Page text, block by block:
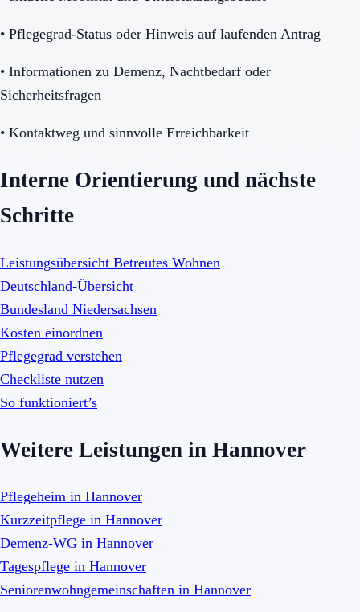
• Pflegegrad-Status oder Hinweis auf laufenden Antrag
• Informationen zu Demenz, Nachtbedarf oder
Sicherheitsfragen
• Kontaktweg und sinnvolle Erreichbarkeit
Interne Orientierung und nächste
Schritte
Leistungsübersicht Betreutes Wohnen
Deutschland-Übersicht
Bundesland Niedersachsen
Kosten einordnen
Pflegegrad verstehen
Checkliste nutzen
So funktioniert’s
Weitere Leistungen in Hannover
Pflegeheim in Hannover
Kurzzeitpflege in Hannover
Demenz-WG in Hannover
Tagespflege in Hannover
Seniorenwohngemeinschaften in Hannover